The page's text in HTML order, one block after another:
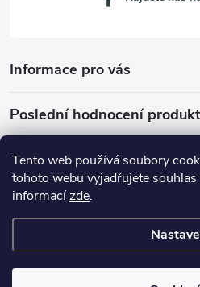
Tento web používá soubory
tohoto webu vyjadřujete
informacízde.
Informace pro vás
Poslední hodnocení
Dávkovací lžička na
Copyright 2026JM servis.